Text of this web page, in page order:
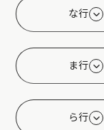
な行
ま行
ら行